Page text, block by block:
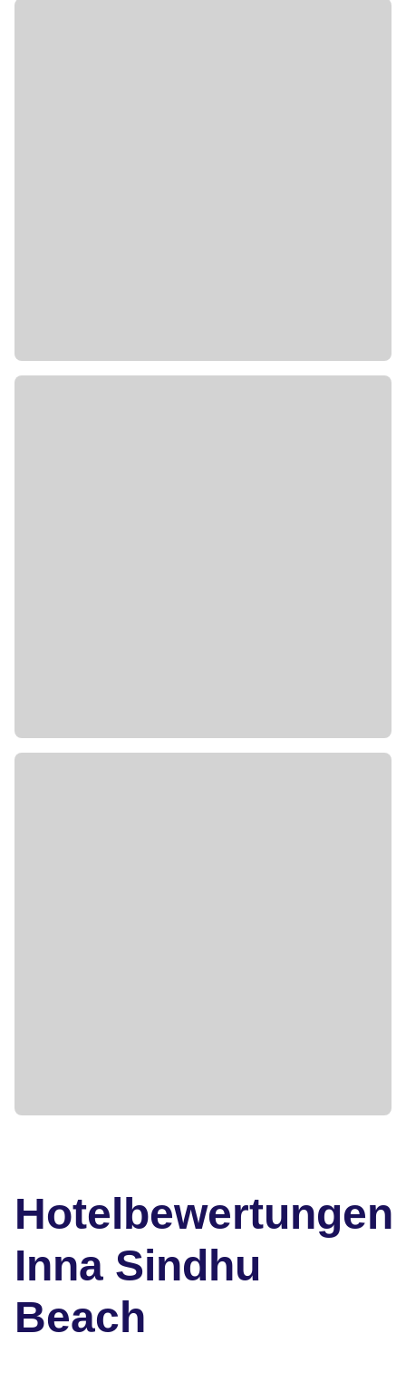
Hotelbewertungen
Inna Sindhu
Beach